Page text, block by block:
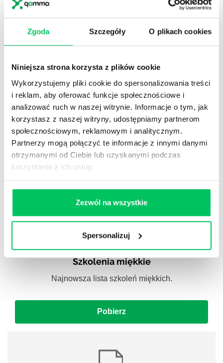
Zgoda Szczegóły O plikach cookies
Niniejsza strona korzysta z plików cookie
Wykorzystujemy pliki cookie do spersonalizowania treści
i reklam, aby oferować funkcje społecznościowe i
analizować ruch w naszej witrynie. Informacje o tym, jak
korzystasz z naszej witryny, udostępniamy partnerom
społecznościowym, reklamowym i analitycznym.
Partnerzy mogą połączyć te informacje z innymi danymi
otrzymanymi od Ciebie lub uzyskanymi podczas
korzystania z ich usług.
Zezwól na wszystkie
Spersonalizuj
DOŚWIADCZENIE
SZKOLEŃ I WDROŻEŃ
Dziś Gamma realizuje najwyższą liczbę dni szkoleniowych
dla działów HR w Polsce. Zdaje się, że mamy również
najszersze portfolio tematyczne. I miejsce w Rankingu
Firm Szkoleniowych oraz duże doświadczenie w pracy
organizacjami różnej wielkości i o różnej specyfice
pozwoliło nam przygotować zestaw narzędzi metodyk, o
których wiemy że są sprawdzone i skuteczne.
Szkolenia miękkie
Najnowsza lista szkoleń miękkich.
Pobierz